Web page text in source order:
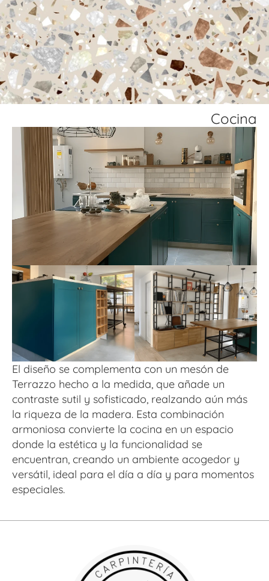
Cocina
El diseño se complementa con un mesón de
Terrazzo hecho a la medida, que añade un
contraste sutil y sofisticado, realzando aún más
la riqueza de la madera. Esta combinación
armoniosa convierte la cocina en un espacio
donde la estética y la funcionalidad se
encuentran, creando un ambiente acogedor y
versátil, ideal para el día a día y para momentos
especiales.